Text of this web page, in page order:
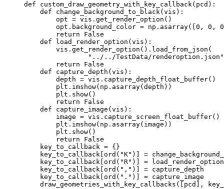
def custom_draw_geometry_with_key_callback(pcd):
    def change_background_to_black(vis):
        opt = vis.get_render_option()
opt.background_color = np.asarray([0, 0,
        return False
    def load_render_option(vis):
        vis.get_render_option().load_from_json(
"../../TestData/
        return False
    def capture_depth(vis):
        depth = vis.capture_depth_float_buffer()
        plt.imshow(np.asarray(depth))
        plt.show()
        return False
    def capture_image(vis):
        image = vis.capture_screen_float_buffer()
        plt.imshow(np.asarray(image))
        plt.show()
        return False
    key_to_callback = {}
key_to_callback[ord("K")] =
    key_to_callback[ord("R")] = load_render_option
    key_to_callback[ord(",")] = capture_depth
    key_to_callback[ord(".")] = capture_image
draw_geometries_with_key_callbacks([pcd],